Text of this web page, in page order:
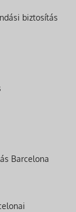
biztosítás
Barcelona